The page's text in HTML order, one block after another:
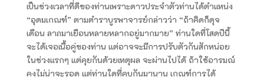
เป็นช่วงเวลาที่ดีของท่านเพราะดาวประจำตัวท่านได้ตำแหน่ง
“อุดมเกณฑ์” ตามตำราบูรพาจารย์กล่าวว่า “ถ้าคิดก็ดุจ
เดือน ลาภมาเยือนหลายหลากอยู่มากมาย” ท่านใดที่โสดปีนี้
จะได้เจอเนื้อคู่ของท่าน แต่อาจจะมีการปรับตัวกันสักหน่อย
ในช่วงแรกๆ แต่คุยกันด้วยเหตุผล จะผ่านไปได้ ถ้าใช้อารมณ์
คงไม่น่าจะรอด แต่ท่านใดที่คบกันมานาน เกณฑ์การได้